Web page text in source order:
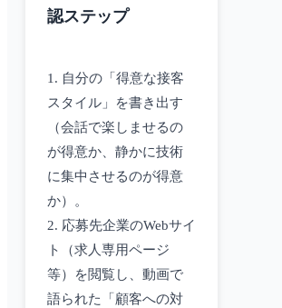
認ステップ
1. 自分の「得意な接客
スタイル」を書き出す
（会話で楽しませるの
が得意か、静かに技術
に集中させるのが得意
か）。
2. 応募先企業のWebサイ
ト（求人専用ページ
等）を閲覧し、動画で
語られた「顧客への対